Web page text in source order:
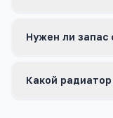
Нужен ли запас
Какой